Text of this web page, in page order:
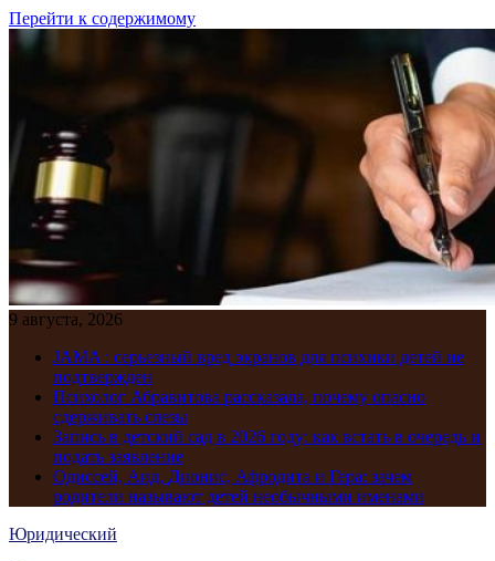
Перейти к содержимому
9 августа, 2026
JAMA : серьезный вред экранов для психики детей не
подтвержден
Психолог Абравитова рассказала, почему опасно
сдерживать слезы
Запись в детский сад в 2026 году: как встать в очередь и
подать заявление
Одиссей, Аид, Дионис, Афродита и Гера: зачем
родители называют детей необычными именами
Юридический